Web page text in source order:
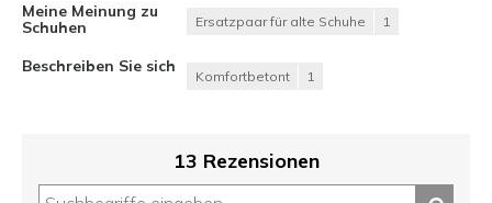
Meine Meinung zu
Schuhen
Ersatzpaar für alte Schuhe 1
Beschreiben Sie sich
Komfortbetont 1
13 Rezensionen